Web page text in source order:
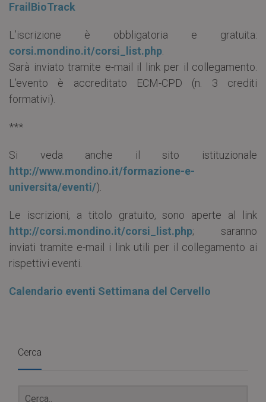
FrailBioTrack
L’iscrizione è obbligatoria e gratuita:
corsi.mondino.it/corsi_list.php
Sarà inviato tramite e-mail il link per il collegamento.
L’evento è accreditato ECM-CPD (n. 3 crediti
formativi).
***
Si veda anche il sito istituzionale
http://www.mondino.it/formazione-e-
universita/eventi/).
Le iscrizioni, a titolo gratuito, sono aperte al link
http://corsi.mondino.it/corsi_list.php; saranno
inviati tramite e-mail i link utili per il collegamento ai
rispettivi eventi.
Calendario eventi Settimana del Cervello
Cerca